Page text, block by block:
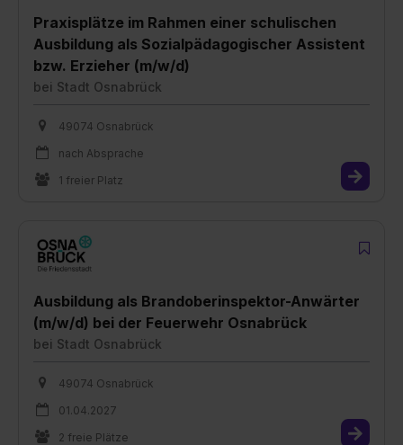
Praxisplätze im Rahmen einer schulischen
Ausbildung als Sozialpädagogischer Assistent
bzw. Erzieher (m/w/d)
bei Stadt Osnabrück
49074 Osnabrück
nach Absprache
1 freier Platz
Ausbildung als Brandoberinspektor-Anwärter
(m/w/d) bei der Feuerwehr Osnabrück
bei Stadt Osnabrück
49074 Osnabrück
01.04.2027
2 freie Plätze